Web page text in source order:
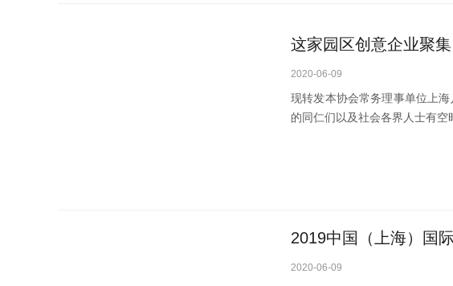
这家园区创意企业聚
2020-06-09
现转发本协会常务理事单位上
的同仁们以及社会各界人士有空
2019中国（上海）国
2020-06-09